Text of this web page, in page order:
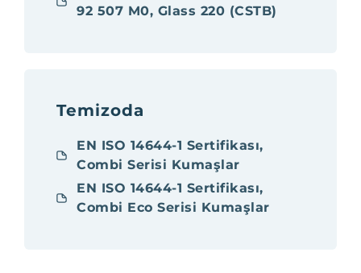
92 507 M0, Glass 220 (CSTB)
Temizoda
EN ISO 14644-1 Sertifikası,
Combi Serisi Kumaşlar
EN ISO 14644-1 Sertifikası,
Combi Eco Serisi Kumaşlar